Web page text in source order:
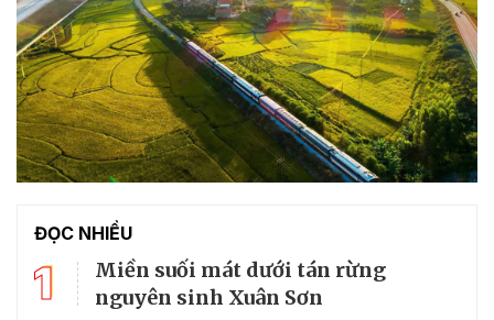
ĐỌC NHIỀU
1
Miền suối mát dưới tán rừng
nguyên sinh Xuân Sơn